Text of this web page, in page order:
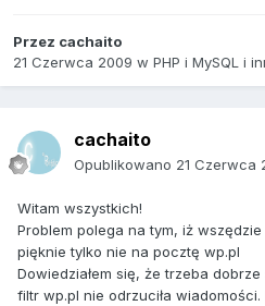
Przez cachaito
21 Czerwca 2009 w PHP i MySQL i
cachaito
Opublikowano 21 Czerwca
Witam wszystkich!
Problem polega na tym, iż
pięknie tylko nie na pocztę wp.pl
Dowiedziałem się, że trzeba
filtr wp.pl nie odrzuciła wiadomości.